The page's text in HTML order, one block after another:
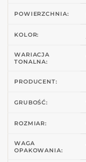
POWIERZCHNIA:
KOLOR:
WARIACJA
TONALNA:
PRODUCENT:
GRUBOŚĆ:
ROZMIAR:
WAGA
OPAKOWANIA: